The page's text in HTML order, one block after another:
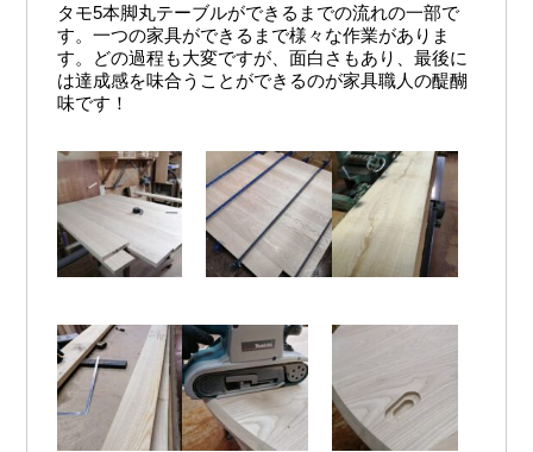
タモ5本脚丸テーブルができるまでの流れの一部で
す。一つの家具ができるまで様々な作業がありま
す。どの過程も大変ですが、面白さもあり、最後に
は達成感を味合うことができるのが家具職人の醍醐
味です！